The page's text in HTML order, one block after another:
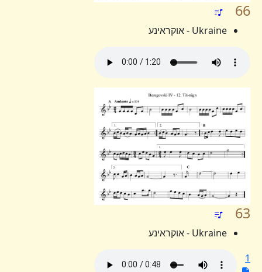
66
Ukraine - אוקראינע
63
Ukraine - אוקראינע